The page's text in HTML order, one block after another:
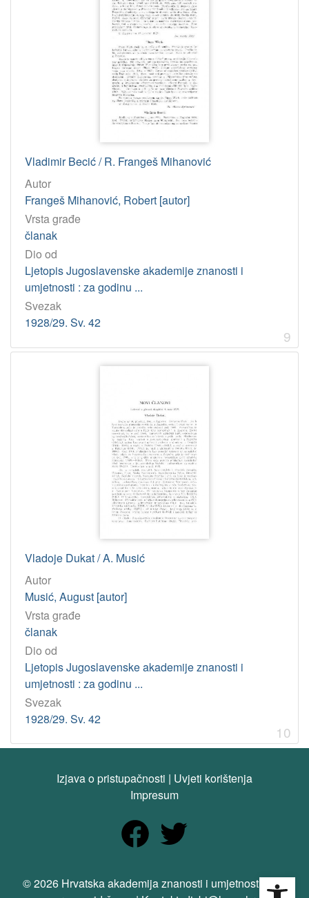
Vladimir Becić / R. Frangeš Mihanović
Autor
Frangeš Mihanović, Robert [autor]
Vrsta građe
članak
Dio od
Ljetopis Jugoslavenske akademije znanosti i
umjetnosti : za godinu ...
Svezak
1928/29. Sv. 42
9
Vladoje Dukat / A. Musić
Autor
Musić, August [autor]
Vrsta građe
članak
Dio od
Ljetopis Jugoslavenske akademije znanosti i
umjetnosti : za godinu ...
Svezak
1928/29. Sv. 42
10
Izjava o pristupačnosti | Uvjeti korištenja
Impresum
© 2026 Hrvatska akademija znanosti i umjetnosti. Sva